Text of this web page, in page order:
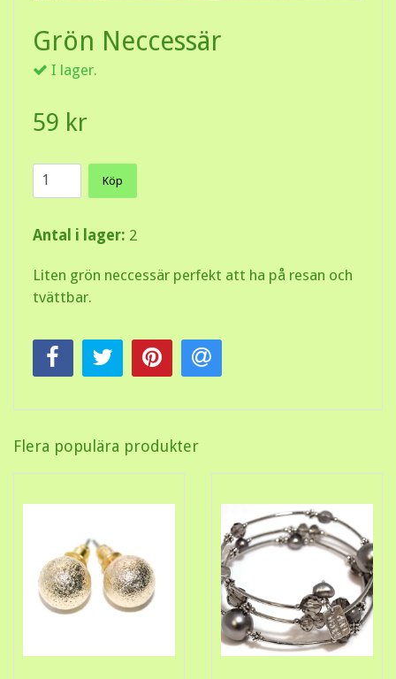
Grön Neccessär
I lager.
59 kr
Köp
Antal i lager: 2
Liten grön neccessär perfekt att ha på resan och
tvättbar.
Flera populära produkter